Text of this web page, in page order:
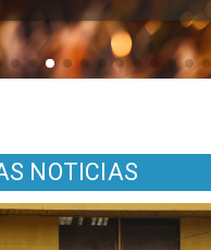
NOTICIAS